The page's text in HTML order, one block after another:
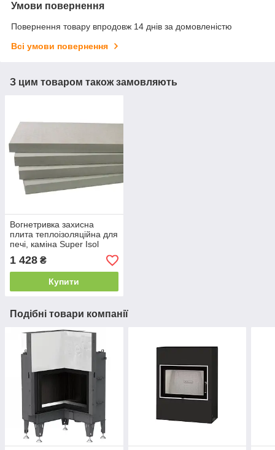
Умови повернення
Повернення товару впродовж 14 днів за домовленістю
Всі умови повернення
З цим товаром також замовляють
Вогнетривка захисна
плита теплоізоляційна для
печі, каміна Super Isol
1000/610/30 мм Суперізол
21010028
1 428 ₴
Купити
Подібні товари компанії